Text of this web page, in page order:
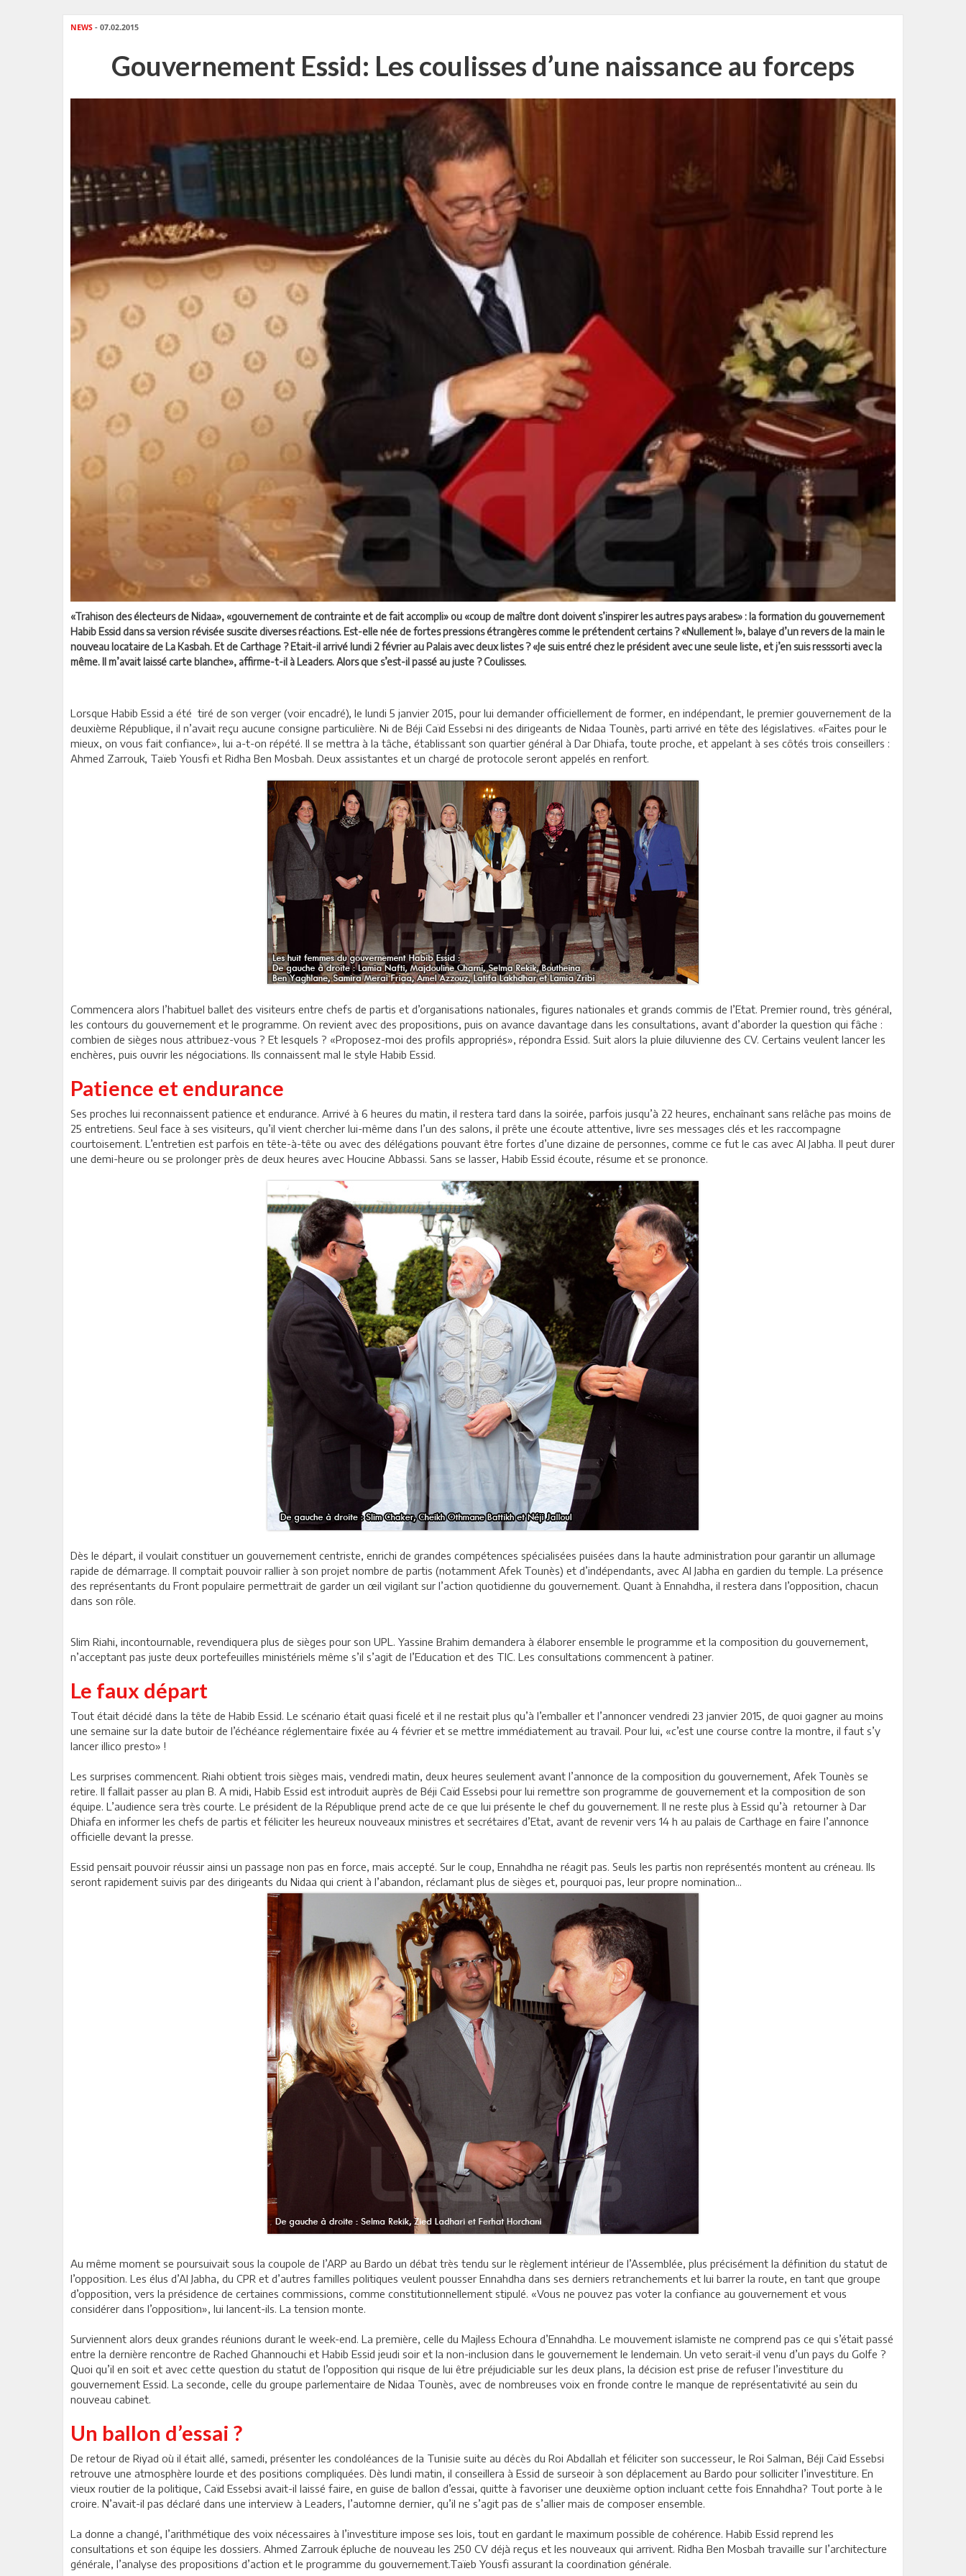
NEWS - 07.02.2015
Gouvernement Essid: Les coulisses d’une naissance au forceps
«Trahison des électeurs de Nidaa», «gouvernement de contrainte et de fait accompli» ou «coup de maître dont doivent s’inspirer les autres pays arabes» : la formation du gouvernement
Habib Essid dans sa version révisée suscite diverses réactions. Est-elle née de fortes pressions étrangères comme le prétendent certains ? «Nullement !», balaye d’un revers de la main le
nouveau locataire de La Kasbah. Et de Carthage ? Etait-il arrivé lundi 2 février au Palais avec deux listes ? «Je suis entré chez le président avec une seule liste, et j’en suis resssorti avec la
même. Il m’avait laissé carte blanche», affirme-t-il à Leaders. Alors que s’est-il passé au juste ? Coulisses.
Lorsque Habib Essid a été tiré de son verger (voir encadré), le lundi 5 janvier 2015, pour lui demander officiellement de former, en indépendant, le premier gouvernement de la
deuxième République, il n’avait reçu aucune consigne particulière. Ni de Béji Caïd Essebsi ni des dirigeants de Nidaa Tounès, parti arrivé en tête des législatives. «Faites pour le
mieux, on vous fait confiance», lui a-t-on répété. Il se mettra à la tâche, établissant son quartier général à Dar Dhiafa, toute proche, et appelant à ses côtés trois conseillers :
Ahmed Zarrouk, Taïeb Yousfi et Ridha Ben Mosbah. Deux assistantes et un chargé de protocole seront appelés en renfort.
Commencera alors l’habituel ballet des visiteurs entre chefs de partis et d’organisations nationales, figures nationales et grands commis de l’Etat. Premier round, très général,
les contours du gouvernement et le programme. On revient avec des propositions, puis on avance davantage dans les consultations, avant d’aborder la question qui fâche :
combien de sièges nous attribuez-vous ? Et lesquels ? «Proposez-moi des profils appropriés», répondra Essid. Suit alors la pluie diluvienne des CV. Certains veulent lancer les
enchères, puis ouvrir les négociations. Ils connaissent mal le style Habib Essid.
Patience et endurance
Ses proches lui reconnaissent patience et endurance. Arrivé à 6 heures du matin, il restera tard dans la soirée, parfois jusqu’à 22 heures, enchaînant sans relâche pas moins de
25 entretiens. Seul face à ses visiteurs, qu’il vient chercher lui-même dans l’un des salons, il prête une écoute attentive, livre ses messages clés et les raccompagne
courtoisement. L’entretien est parfois en tête-à-tête ou avec des délégations pouvant être fortes d’une dizaine de personnes, comme ce fut le cas avec Al Jabha. Il peut durer
une demi-heure ou se prolonger près de deux heures avec Houcine Abbassi. Sans se lasser, Habib Essid écoute, résume et se prononce.
Dès le départ, il voulait constituer un gouvernement centriste, enrichi de grandes compétences spécialisées puisées dans la haute administration pour garantir un allumage
rapide de démarrage. Il comptait pouvoir rallier à son projet nombre de partis (notamment Afek Tounès) et d’indépendants, avec Al Jabha en gardien du temple. La présence
des représentants du Front populaire permettrait de garder un œil vigilant sur l’action quotidienne du gouvernement. Quant à Ennahdha, il restera dans l’opposition, chacun
dans son rôle.
Slim Riahi, incontournable, revendiquera plus de sièges pour son UPL. Yassine Brahim demandera à élaborer ensemble le programme et la composition du gouvernement,
n’acceptant pas juste deux portefeuilles ministériels même s’il s’agit de l’Education et des TIC. Les consultations commencent à patiner.
Le faux départ
Tout était décidé dans la tête de Habib Essid. Le scénario était quasi ficelé et il ne restait plus qu’à l’emballer et l’annoncer vendredi 23 janvier 2015, de quoi gagner au moins
une semaine sur la date butoir de l’échéance réglementaire fixée au 4 février et se mettre immédiatement au travail. Pour lui, «c’est une course contre la montre, il faut s’y
lancer illico presto» !
Les surprises commencent. Riahi obtient trois sièges mais, vendredi matin, deux heures seulement avant l’annonce de la composition du gouvernement, Afek Tounès se
retire. Il fallait passer au plan B. A midi, Habib Essid est introduit auprès de Béji Caïd Essebsi pour lui remettre son programme de gouvernement et la composition de son
équipe. L’audience sera très courte. Le président de la République prend acte de ce que lui présente le chef du gouvernement. Il ne reste plus à Essid qu’à retourner à Dar
Dhiafa en informer les chefs de partis et féliciter les heureux nouveaux ministres et secrétaires d’Etat, avant de revenir vers 14 h au palais de Carthage en faire l’annonce
officielle devant la presse.
Essid pensait pouvoir réussir ainsi un passage non pas en force, mais accepté. Sur le coup, Ennahdha ne réagit pas. Seuls les partis non représentés montent au créneau. Ils
seront rapidement suivis par des dirigeants du Nidaa qui crient à l’abandon, réclamant plus de sièges et, pourquoi pas, leur propre nomination...
Au même moment se poursuivait sous la coupole de l’ARP au Bardo un débat très tendu sur le règlement intérieur de l’Assemblée, plus précisément la définition du statut de
l’opposition. Les élus d’Al Jabha, du CPR et d’autres familles politiques veulent pousser Ennahdha dans ses derniers retranchements et lui barrer la route, en tant que groupe
d’opposition, vers la présidence de certaines commissions, comme constitutionnellement stipulé. «Vous ne pouvez pas voter la confiance au gouvernement et vous
considérer dans l’opposition», lui lancent-ils. La tension monte.
Surviennent alors deux grandes réunions durant le week-end. La première, celle du Majless Echoura d’Ennahdha. Le mouvement islamiste ne comprend pas ce qui s’était passé
entre la dernière rencontre de Rached Ghannouchi et Habib Essid jeudi soir et la non-inclusion dans le gouvernement le lendemain. Un veto serait-il venu d’un pays du Golfe ?
Quoi qu’il en soit et avec cette question du statut de l’opposition qui risque de lui être préjudiciable sur les deux plans, la décision est prise de refuser l’investiture du
gouvernement Essid. La seconde, celle du groupe parlementaire de Nidaa Tounès, avec de nombreuses voix en fronde contre le manque de représentativité au sein du
nouveau cabinet.
Un ballon d’essai ?
De retour de Riyad où il était allé, samedi, présenter les condoléances de la Tunisie suite au décès du Roi Abdallah et féliciter son successeur, le Roi Salman, Béji Caïd Essebsi
retrouve une atmosphère lourde et des positions compliquées. Dès lundi matin, il conseillera à Essid de surseoir à son déplacement au Bardo pour solliciter l’investiture. En
vieux routier de la politique, Caïd Essebsi avait-il laissé faire, en guise de ballon d’essai, quitte à favoriser une deuxième option incluant cette fois Ennahdha? Tout porte à le
croire. N’avait-il pas déclaré dans une interview à Leaders, l’automne dernier, qu’il ne s’agit pas de s’allier mais de composer ensemble.
La donne a changé, l’arithmétique des voix nécessaires à l’investiture impose ses lois, tout en gardant le maximum possible de cohérence. Habib Essid reprend les
consultations et son équipe les dossiers. Ahmed Zarrouk épluche de nouveau les 250 CV déjà reçus et les nouveaux qui arrivent. Ridha Ben Mosbah travaille sur l’architecture
générale, l’analyse des propositions d’action et le programme du gouvernement.Taïeb Yousfi assurant la coordination générale.